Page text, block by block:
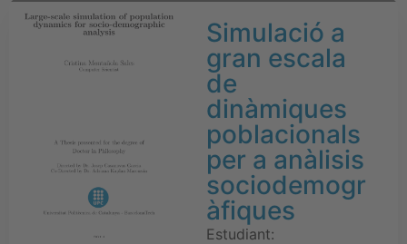
Simulació a
gran escala
de
dinàmiques
poblacionals
per a anàlisis
sociodemogr
àfiques
Estudiant: